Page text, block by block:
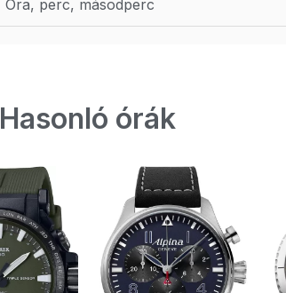
Óra, perc, másodperc
Hasonló órák